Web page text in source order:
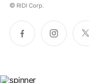
© RIDI Corp.
페
이
인
스
트
위